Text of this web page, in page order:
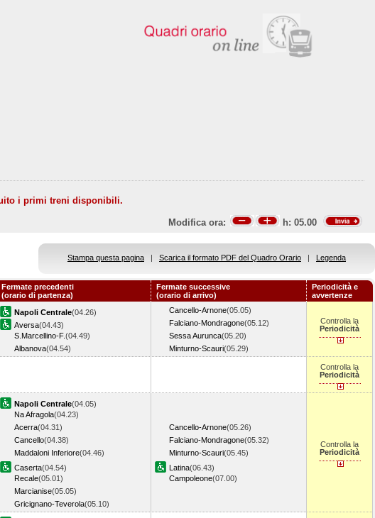
i primi treni disponibili.
Modifica ora: h: 05.00
Stampa questa pagina | Scarica il formato PDF del Quadro Orario | Legenda
Fermate precedenti
(orario di partenza)
Fermate successive
(orario di arrivo)
Periodicità e
avvertenze
Napoli Centrale(04.26)
Aversa(04.43)
S.Marcellino-F.(04.49)
Albanova(04.54)
Cancello-Arnone(05.05)
Falciano-Mondragone(05.12)
Sessa Aurunca(05.20)
Minturno-Scauri(05.29)
Controlla la
Periodicità
Controlla la
Periodicità
Napoli Centrale(04.05)
Na Afragola(04.23)
Acerra(04.31)
Cancello(04.38)
Maddaloni Inferiore(04.46)
Caserta(04.54)
Recale(05.01)
Marcianise(05.05)
Gricignano-Teverola(05.10)
Cancello-Arnone(05.26)
Falciano-Mondragone(05.32)
Minturno-Scauri(05.45)
Latina(06.43)
Campoleone(07.00)
Controlla la
Periodicità